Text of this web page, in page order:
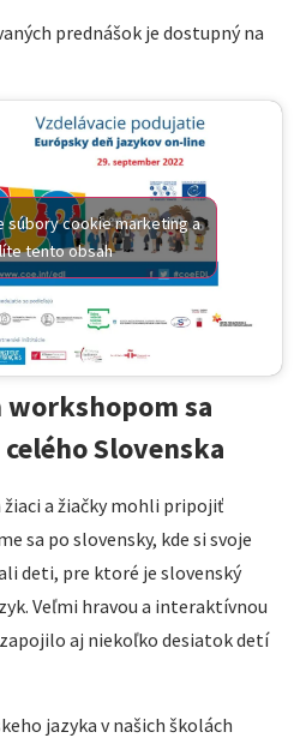
prednášok je dostupný na
súbory cookie marketing a
tento obsah
sa
Slovenska
a žiačky mohli pripojiť
sa po slovensky, kde si svoje
deti, pre ktoré je slovenský
Veľmi hravou a interaktívnou
aj niekoľko desiatok detí
jazyka v našich školách